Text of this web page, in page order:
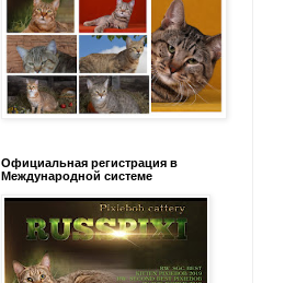
Официальная регистрация в
Международной системе